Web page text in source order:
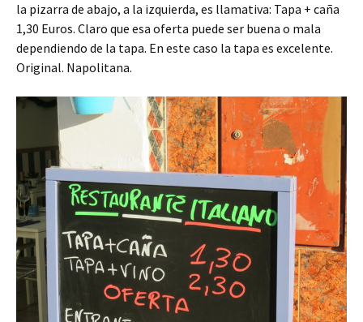
la pizarra de abajo, a la izquierda, es llamativa: Tapa + caña
1,30 Euros. Claro que esa oferta puede ser buena o mala
dependiendo de la tapa. En este caso la tapa es excelente.
Original. Napolitana.